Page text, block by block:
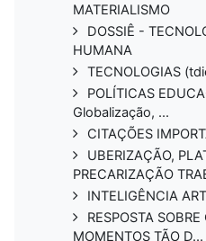
MATERIALISMO
DOSSIÊ -
HUMANA
TECNOLOGIAS
POLÍTICAS
Globalização, ...
CITAÇÕES
UBERIZAÇÃO,
PRECARIZAÇÃO
INTELIGÊNCIA
RESPOSTA
MOMENTOS TÃO D...